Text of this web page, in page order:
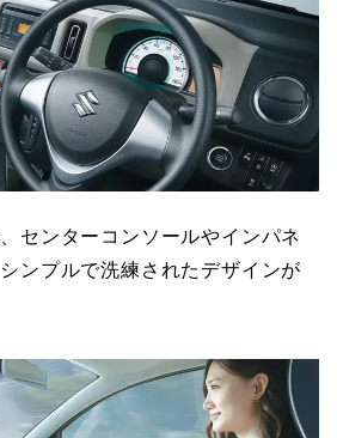
センターコンソールやインパネ
ンプルで洗練されたデザインが